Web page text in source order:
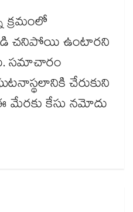
క్రమంలో
చనిపోయి ఉంటారని
సమాచారం
చేరుకుని
మేరకు కేసు నమోదు